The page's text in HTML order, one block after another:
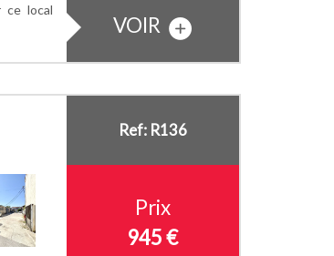
ce local
VOIR
Ref: R136
Prix
945 €